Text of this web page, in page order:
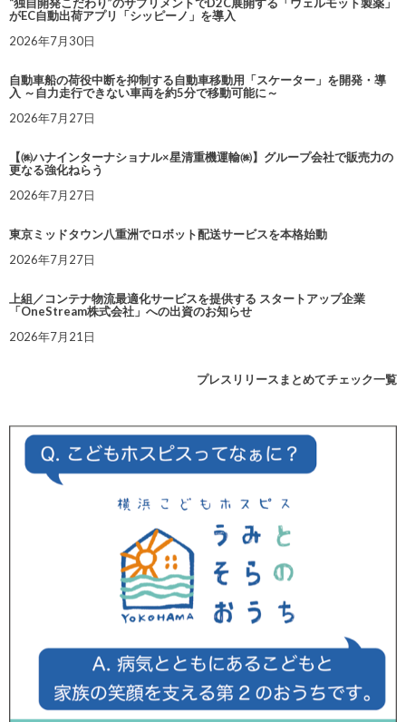
がEC自動出荷アプリ「シッピーノ」を導入
2026年7月30日
自動車船の荷役中断を抑制する自動車移動用「スケーター」を開発・導
入 ～自力走行できない車両を約5分で移動可能に～
2026年7月27日
【㈱ハナインターナショナル×星清重機運輸㈱】グループ会社で販売力の
更なる強化ねらう
2026年7月27日
東京ミッドタウン八重洲でロボット配送サービスを本格始動
2026年7月27日
上組／コンテナ物流最適化サービスを提供する スタートアップ企業
「OneStream株式会社」への出資のお知らせ
2026年7月21日
プレスリリースまとめてチェック一覧